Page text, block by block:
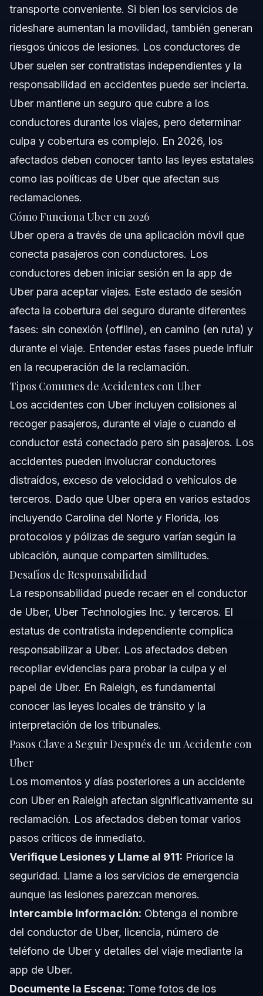
transporte conveniente. Si bien los servicios de
rideshare aumentan la movilidad, también generan
riesgos únicos de lesiones. Los conductores de
Uber suelen ser contratistas independientes y la
responsabilidad en accidentes puede ser incierta.
Uber mantiene un seguro que cubre a los
conductores durante los viajes, pero determinar
culpa y cobertura es complejo. En 2026, los
afectados deben conocer tanto las leyes estatales
como las políticas de Uber que afectan sus
reclamaciones.
Cómo Funciona Uber en 2026
Uber opera a través de una aplicación móvil que
conecta pasajeros con conductores. Los
conductores deben iniciar sesión en la app de
Uber para aceptar viajes. Este estado de sesión
afecta la cobertura del seguro durante diferentes
fases: sin conexión (offline), en camino (en ruta) y
durante el viaje. Entender estas fases puede influir
en la recuperación de la reclamación.
Tipos Comunes de Accidentes con Uber
Los accidentes con Uber incluyen colisiones al
recoger pasajeros, durante el viaje o cuando el
conductor está conectado pero sin pasajeros. Los
accidentes pueden involucrar conductores
distraídos, exceso de velocidad o vehículos de
terceros. Dado que Uber opera en varios estados
incluyendo Carolina del Norte y Florida, los
protocolos y pólizas de seguro varían según la
ubicación, aunque comparten similitudes.
Desafíos de Responsabilidad
La responsabilidad puede recaer en el conductor
de Uber, Uber Technologies Inc. y terceros. El
estatus de contratista independiente complica
responsabilizar a Uber. Los afectados deben
recopilar evidencias para probar la culpa y el
papel de Uber. En Raleigh, es fundamental
conocer las leyes locales de tránsito y la
interpretación de los tribunales.
Pasos Clave a Seguir Después de un Accidente con
Uber
Los momentos y días posteriores a un accidente
con Uber en Raleigh afectan significativamente su
reclamación. Los afectados deben tomar varios
pasos críticos de inmediato.
Verifique Lesiones y Llame al 911: Priorice la
seguridad. Llame a los servicios de emergencia
aunque las lesiones parezcan menores.
Intercambie Información: Obtenga el nombre
del conductor de Uber, licencia, número de
teléfono de Uber y detalles del viaje mediante la
app de Uber.
Documente la Escena: Tome fotos de los